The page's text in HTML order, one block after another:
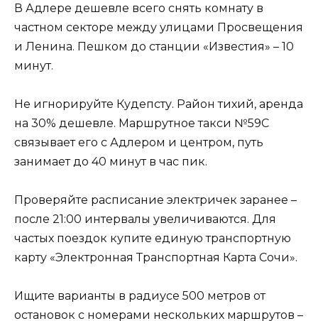
В Адлере дешевле всего снять комнату в
частном секторе между улицами Просвещения
и Ленина. Пешком до станции «Известия» – 10
минут.
Не игнорируйте Кудепсту. Район тихий, аренда
на 30% дешевле. Маршрутное такси №59С
связывает его с Адлером и центром, путь
занимает до 40 минут в час пик.
Проверяйте расписание электричек заранее –
после 21:00 интервалы увеличиваются. Для
частых поездок купите единую транспортную
карту «Электронная Транспортная Карта Сочи».
Ищите варианты в радиусе 500 метров от
остановок с номерами нескольких маршрутов –